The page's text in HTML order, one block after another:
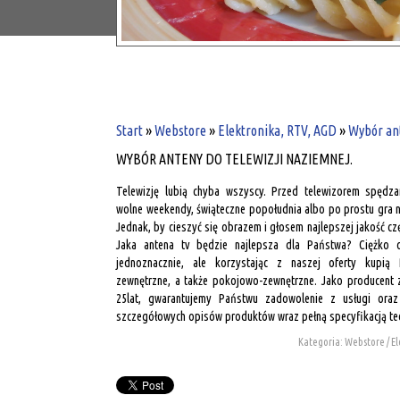
Start»Webstore» Elektronika, RTV, AGD »Wybór
WYBÓR ANTENY DO TELEWIZJI NAZIEMNEJ.
Telewizję lubią chyba wszyscy. Przed telewizorem
wolne weekendy, świąteczne popołudnia albo po prostu gra
Jednak, by cieszyć się obrazem i głosem najlepszej jakość
Jaka antena tv będzie najlepsza dla Państwa? Ciężko
jednoznacznie, ale korzystając z naszej oferty kupią
zewnętrzne, a także pokojowo-zewnętrzne. Jako
25lat, gwarantujemy Państwu zadowolenie z usługi
szczegółowych opisów produktów wraz pełną specyfikacją
Kategoria: Webstore /